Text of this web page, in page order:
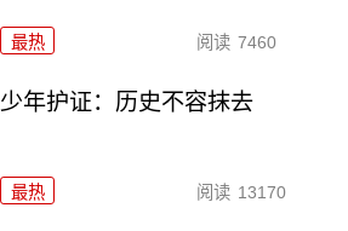
最热 阅读 7460
少年护证：历史不容抹去
最热 阅读 13170